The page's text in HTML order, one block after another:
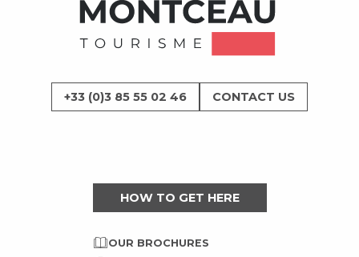
HOW TO GET HERE
OUR BROCHURES
+33 (0)3 85 55 02 46 CONTACT US